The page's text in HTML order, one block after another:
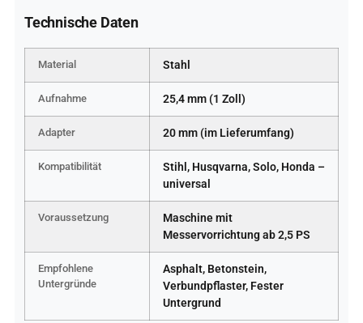
Technische Daten
Material Stahl
Aufnahme 25,4 mm (1 Zoll)
Adapter 20 mm (im Lieferumfang)
Kompatibilität
Stihl, Husqvarna, Solo, Honda –
universal
Voraussetzung
Maschine mit
Messervorrichtung ab 2,5 PS
Empfohlene
Untergründe
Asphalt, Betonstein,
Verbundpflaster, Fester
Untergrund